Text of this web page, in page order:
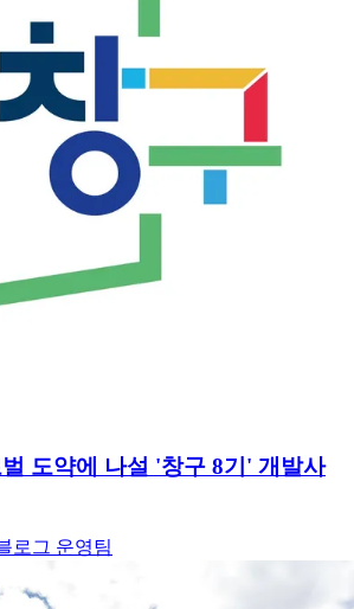
도약에 나설 '창구 8기' 개발사
로그 운영팀